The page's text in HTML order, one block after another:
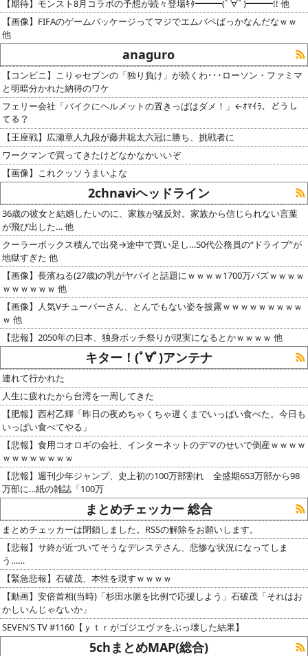
【期待】モンスト8月コラボの予想が続々登場ｷﾀ━━━(ﾟ∀ﾟ)━━━!! 他
【画像】FIFAのゲームパッケージってマジでエムバペばっかなんだなｗｗ
他
anaguro
【コンビニ】こりゃセブンの「独り負け」が続くわ･･･ローソン・ファミマ
と明暗分かれた納得のワケ
フェリー会社「バイクにヘルメットの置きっぱはダメ！」←ｵﾏｲﾗ、どうし
てる？
【王座戦】広瀬章人九段が藤井聡太六冠に勝ち、挑戦者に
ワークマンで買ってきたけどなかなかいいぞ
【画像】これクッソうまいよな
2chnaviヘッドライン
36歳の彼女と結婚したいのに、家族が猛反対。家族から信じられない言葉
が飛び出した… 他
クーラーボックス積んで出発→途中で買い足し…50代公務員の“ドライブ”が
地獄すぎた 他
【画像】長濱ねる(27歳)の乳がヤバイと話題にｗｗｗｗ1700万バズｗｗｗｗ
ｗｗｗｗｗｗ 他
【画像】人気Vチューバーさん、とんでもない姿を披露ｗｗｗｗｗｗｗｗｗ
ｗ 他
【悲報】2050年の日本、独身ボッチ祭りが現実になるとかｗｗｗｗ 他
キター！(ﾟ∀ﾟ)アンテナ
連れて行かれた
人生に疲れたから台湾を一周してきた
【肥報】西村乙輝「昨日の夜めちゃくちゃ遅くまでいっぱい食べた。今日も
いっぱい食べてやる」
【悲報】食用コオロギの会社、インターネットのデマのせいで倒産ｗｗｗｗ
ｗｗｗｗｗｗｗｗ
【悲報】週刊少年ジャンプ、史上初の100万部割れ 全盛期653万部から98
万部に…紙の雑誌「100万
まとめチェッカー 総合
まとめチェッカーは閉鎖しました。RSSの解除をお願いします。
【悲報】サ終が近づいてそうなデレステさん、悲惨な状況になってしま
う……
【緊急悲報】石破茂、本性を現すｗｗｗｗ
【動画】安倍首相(当時)「杉田水脈を比例で応援しよう」石破茂「それはお
かしいんじゃないか」
SEVEN’S TV #1160【ｙｔｒがゴジエヴァをぶっ壊した結果】
5chまとめMAP(総合)